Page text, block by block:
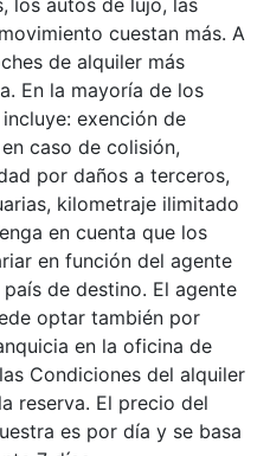
cuestan más. A
de alquiler más
En la mayoría de los
exención de
caso de colisión,
por daños a terceros,
kilometraje ilimitado
en cuenta que los
en función del agente
de destino. El agente
optar también por
en la oficina de
Condiciones del alquiler
reserva. El precio del
es por día y se basa